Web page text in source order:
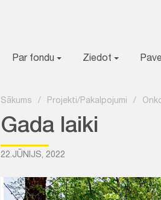
Par fondu Ziedot
Sākums / Projekti/Pakalpojumi /
Gada laiki
22.JŪNIJS, 2022